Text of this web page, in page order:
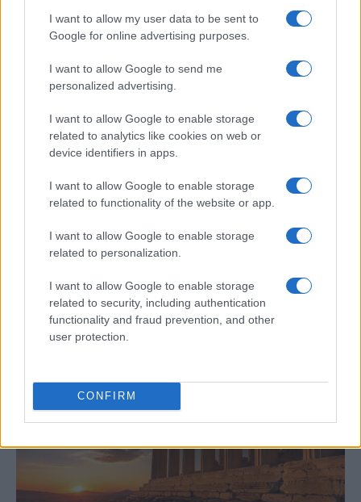
I want to allow my user data to be sent to
Google for online advertising purposes.
I want to allow Google to send me
personalized advertising.
I want to allow Google to enable storage
related to analytics like cookies on web or
device identifiers in apps.
I want to allow Google to enable storage
related to functionality of the website or app.
I want to allow Google to enable storage
related to personalization.
I want to allow Google to enable storage
related to security, including authentication
functionality and fraud prevention, and other
user protection.
CONFIRM
Cómo Baqueira Beret impulsa la identidad
Valls d’Àneu
Baqueira Beret no solo es sinónimo de esquí.…